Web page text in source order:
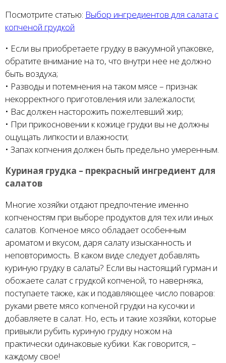
Посмотрите статью: Выбор ингредиентов для салата с
копченой грудкой
• Если вы приобретаете грудку в вакуумной упаковке,
обратите внимание на то, что внутри нее не должно
быть воздуха;
• Разводы и потемнения на таком мясе – признак
некорректного приготовления или залежалости;
• Вас должен насторожить пожелтевший жир;
• При прикосновении к кожице грудки вы не должны
ощущать липкости и влажности;
• Запах копчения должен быть предельно умеренным.
Куриная грудка – прекрасный ингредиент для
салатов
Многие хозяйки отдают предпочтение именно
копченостям при выборе продуктов для тех или иных
салатов. Копченое мясо обладает особенным
ароматом и вкусом, даря салату изысканность и
неповторимость. В каком виде следует добавлять
куриную грудку в салаты? Если вы настоящий гурман и
обожаете салат с грудкой копченой, то наверняка,
поступаете также, как и подавляющее число поваров:
руками рвете мясо копченой грудки на кусочки и
добавляете в салат. Но, есть и такие хозяйки, которые
привыкли рубить куриную грудку ножом на
практически одинаковые кубики. Как говорится, –
каждому свое!